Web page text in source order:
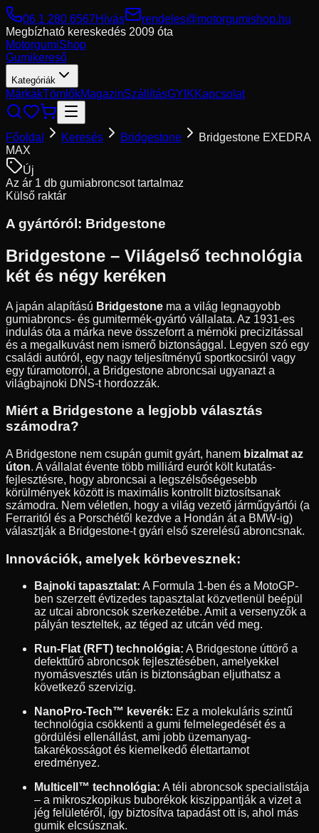
06 1 280 6567Hívás
rendeles@motorgumishop.hu
Megbízható kereskedés 2009 óta
MotorgumiShop
Gumikereső
Kategóriák
MárkákTömlőkMagazinSzállításGYIKKapcsolat
Főoldal Keresés Bridgestone
Bridgestone EXEDRA
MAX
Új
Az ár 1 db gumiabroncsot tartalmaz
Külső raktár
A gyártóról: Bridgestone
Bridgestone – Világelső technológia
két és négy keréken
A japán alapítású Bridgestone ma a világ legnagyobb
gumiabroncs- és gumitermék-gyártó vállalata. Az 1931-es
indulás óta a márka neve összeforrt a mérnöki precizitással
és a megalkuvást nem ismerő biztonsággal. Legyen szó egy
családi autóról, egy nagy teljesítményű sportkocsiról vagy
egy túramotorról, a Bridgestone abroncsai ugyanazt a
világbajnoki DNS-t hordozzák.
Miért a Bridgestone a legjobb választás
számodra?
A Bridgestone nem csupán gumit gyárt, hanem bizalmat az
úton. A vállalat évente több milliárd eurót költ kutatás-
fejlesztésre, hogy abroncsai a legszélsőségesebb
körülmények között is maximális kontrollt biztosítsanak
számodra. Nem véletlen, hogy a világ vezető járműgyártói (a
Ferraritól és a Porschétől kezdve a Hondán át a BMW-ig)
választják a Bridgestone-t gyári első szerelésű abroncsnak.
Innovációk, amelyek körbevesznek:
Bajnoki tapasztalat: A Formula 1-ben és a MotoGP-
ben szerzett évtizedes tapasztalat közvetlenül beépül
az utcai abroncsok szerkezetébe. Amit a versenyzők a
pályán teszteltek, az téged az utcán véd meg.
Run-Flat (RFT) technológia: A Bridgestone úttörő a
defekttűrő abroncsok fejlesztésében, amelyekkel
nyomásvesztés után is biztonságban eljuthatsz a
következő szervizig.
NanoPro-Tech™ keverék: Ez a molekuláris szintű
technológia csökkenti a gumi felmelegedését és a
gördülési ellenállást, ami jobb üzemanyag-
takarékosságot és kiemelkedő élettartamot
eredményez.
Multicell™ technológia: A téli abroncsok specialistája
– a mikroszkopikus buborékok kiszippantják a vizet a
jég felületéről, így biztosítva tapadást ott is, ahol más
gumik elcsúsznak.